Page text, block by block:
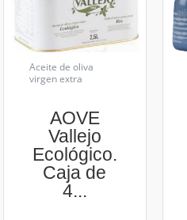
Aceite de oliva
virgen extra
AOVE
Vallejo
Ecológico.
Caja de
4...